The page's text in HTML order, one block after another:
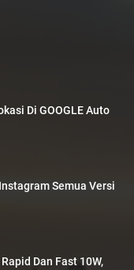
Di GOOGLE Auto
Semua Versi
Dan Fast 10W,